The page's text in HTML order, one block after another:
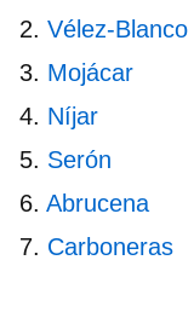
Vélez-Blanco
Mojácar
Níjar
Serón
Abrucena
Carboneras